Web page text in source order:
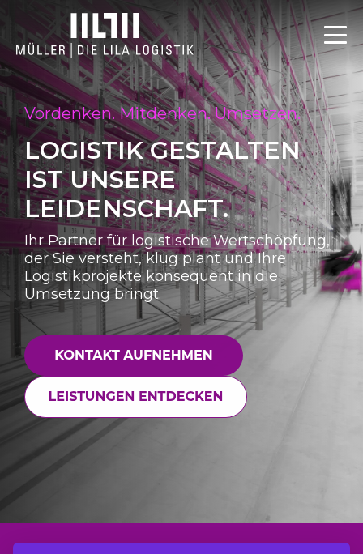
Vordenken. Mitdenken. Umsetzen.
LOGISTIK GESTALTEN
IST UNSERE
LEIDENSCHAFT.
Ihr Partner für logistische Wertschöpfung,
der Sie versteht, klug plant und Ihre
Logistikprojekte konsequent in die
Umsetzung bringt.